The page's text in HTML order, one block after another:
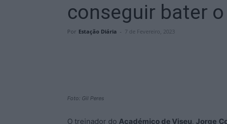
conseguir bater
Por Estação Diária - 7 de Fevereiro, 2023
Foto: Gil Peres
O treinador do Académico de Viseu, Jorge